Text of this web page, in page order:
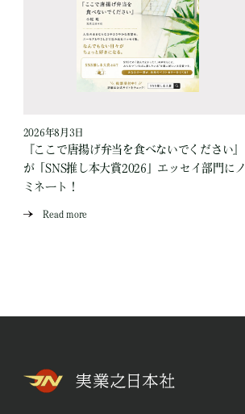
2026年8月3日
『ここで唐揚げ弁当を食べないでください』
が「SNS推し本大賞2026」エッセイ部門にノ
ミネート！
Read more